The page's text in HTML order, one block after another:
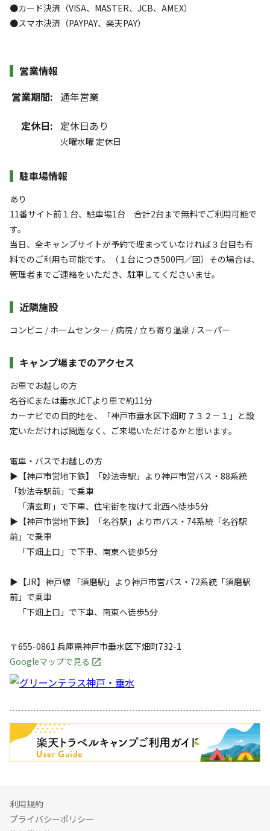
●カード決済（VISA、MASTER、JCB、AMEX）
●スマホ決済（PAYPAY、楽天PAY）
営業情報
営業期間: 通年営業
定休日: 定休日あり
火曜水曜 定休日
駐車場情報
あり
11番サイト前１台、駐車場1台 合計2台まで無料でご利用可能で
す。
当日、全キャンプサイトが予約で埋まっていなければ３台目も有
料でのご利用も可能です。（１台につき500円／回）その場合は、
管理者までご連絡をいただき、駐車してくださいませ。
近隣施設
コンビニ / ホームセンター /病院 / 立ち寄り温泉 / スーパー
キャンプ場までのアクセス
お車でお越しの方
名谷ICまたは垂水JCTより車で約11分
カーナビでの目的地を、「神戸市垂水区下畑町７３２－１」と設
定いただければ問題なく、ご来場いただけるかと思います。
電車・バスでお越しの方
▶︎【神戸市営地下鉄】「妙法寺駅」より神戸市営バス・88系統
「妙法寺駅前」で乗車
「清玄町」で下車、住宅街を抜けて北西へ徒歩5分
▶︎【神戸市営地下鉄】「名谷駅」より市バス・74系統「名谷駅
前」で乗車
「下畑上口」で下車、南東へ徒歩5分
▶︎【JR】神戸線 「須磨駅」より神戸市営バス・72系統「須磨駅
前」で乗車
「下畑上口」で下車、南東へ徒歩5分
〒655-0861 兵庫県神戸市垂水区下畑町732-1
Googleマップで見る
キャンペーン
利用規約
プライバシーポリシー